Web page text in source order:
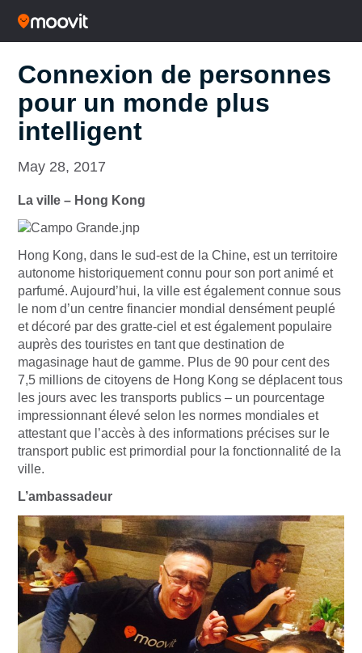
Connexion de personnes
pour un monde plus
intelligent
May 28, 2017
La ville – Hong Kong
Hong Kong, dans le sud-est de la Chine, est un territoire
autonome historiquement connu pour son port animé et
parfumé. Aujourd’hui, la ville est également connue sous
le nom d’un centre financier mondial densément peuplé
et décoré par des gratte-ciel et est également populaire
auprès des touristes en tant que destination de
magasinage haut de gamme. Plus de 90 pour cent des
7,5 millions de citoyens de Hong Kong se déplacent tous
les jours avec les transports publics – un pourcentage
impressionnant élevé selon les normes mondiales et
attestant que l’accès à des informations précises sur le
transport public est primordial pour la fonctionnalité de la
ville.
L’ambassadeur